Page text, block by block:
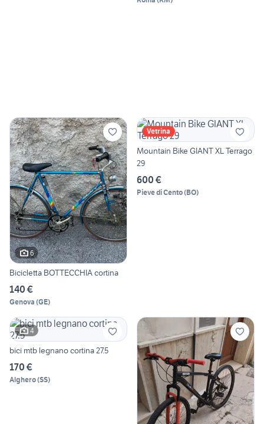
6
Bicicletta BOTTECCHIA cortina
140 €
Genova (GE)
Vetrina
Mountain Bike GIANT XL Terrago
29
600 €
Pieve di Cento(BO)
4
bici mtb legnano cortina 27.5
170 €
Alghero(SS)